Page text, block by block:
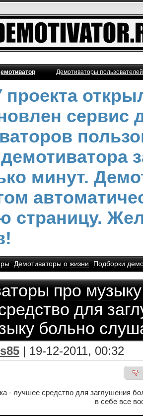
Демотиваторы
сервис
минут.
страницу.
Демотиваторы о жизни Подборки
про музыку
для
больно
| 19-12-2011, 00:32
- лучшее средство для заглушения
в себе все